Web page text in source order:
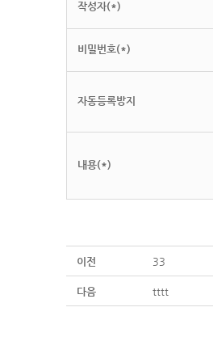
작성자(*)
비밀번호(*)
자동등록방지
내용(*)
이전 33
다음 tttt